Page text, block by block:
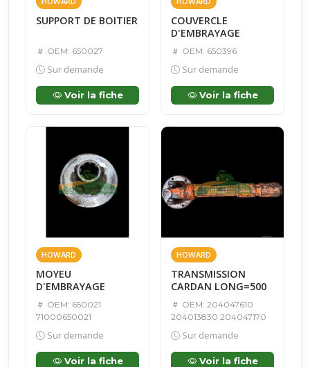
SUPPORT DE BOITIER
OEM: 650027
Sur demande
Voir la fiche
COUVERCLE
D'EMBRAYAGE
OEM: 650396
Sur demande
Voir la fiche
HOWARD
MOYEU
D'EMBRAYAGE
OEM: 650021
71000650021
Sur demande
Voir la fiche
HOWARD
TRANSMISSION
CARDAN LONG=500
OEM: 204047610
204013830 204047170
Sur demande
Voir la fiche